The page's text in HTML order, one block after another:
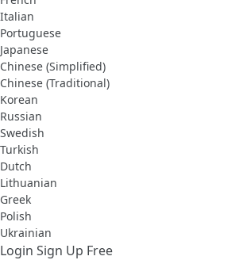
Italian
Portuguese
Japanese
Chinese (Simplified)
Chinese (Traditional)
Korean
Russian
Swedish
Turkish
Dutch
Lithuanian
Greek
Polish
Ukrainian
Login Sign Up Free